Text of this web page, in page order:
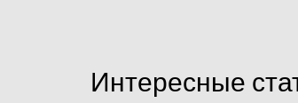
Интересные